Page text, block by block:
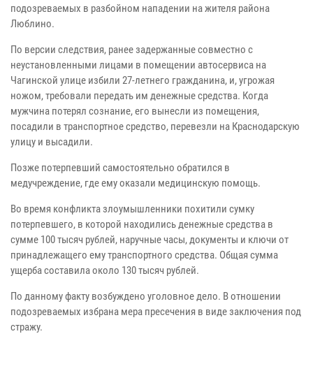
подозреваемых в разбойном нападении на жителя района
Люблино.
По версии следствия, ранее задержанные совместно с
неустановленными лицами в помещении автосервиса на
Чагинской улице избили 27-летнего гражданина, и, угрожая
ножом, требовали передать им денежные средства. Когда
мужчина потерял сознание, его вынесли из помещения,
посадили в транспортное средство, перевезли на Краснодарскую
улицу и высадили.
Позже потерпевший самостоятельно обратился в
медучреждение, где ему оказали медицинскую помощь.
Во время конфликта злоумышленники похитили сумку
потерпевшего, в которой находились денежные средства в
сумме 100 тысяч рублей, наручные часы, документы и ключи от
принадлежащего ему транспортного средства. Общая сумма
ущерба составила около 130 тысяч рублей.
По данному факту возбуждено уголовное дело. В отношении
подозреваемых избрана мера пресечения в виде заключения под
стражу.